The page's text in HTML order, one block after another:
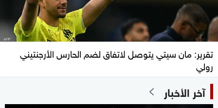
تقرير: مان سيتي يتوصل لاتفاق لضم الحارس الأرجنتيني
رولي
آخر الأخبار